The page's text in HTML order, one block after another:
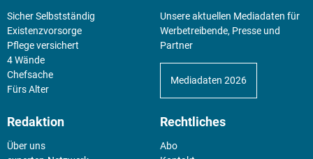
Sicher Selbstständig
Existenz­vorsorge
Pflege versichert
4 Wände
Chefsache
Fürs Alter
Unsere aktuellen Mediadaten für
Werbetreibende, Presse und
Partner
Mediadaten 2026
Redaktion
Über uns
Rechtliches
Abo